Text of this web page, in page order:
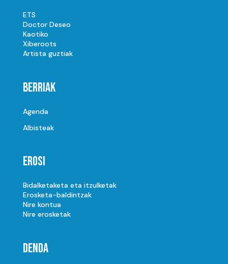
ETS
Doctor Deseo
Kaotiko
Xiberoots
Artista guztiak
Berriak
Agenda
Albisteak
Erosi
Bidalketaketa eta itzulketak
Erosketa-baldintzak
Nire kontua
Nire erosketak
Denda